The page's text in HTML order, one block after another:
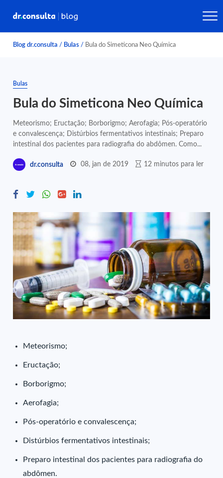
Blog dr.consulta / Bulas / Bula do Simeticona Neo Química
Bulas
Bula do Simeticona Neo Química
Meteorismo; Eructação; Borborigmo; Aerofagia; Pós-operatório
e convalescença; Distúrbios fermentativos intestinais; Preparo
intestinal dos pacientes para radiografia do abdômen. Como...
dr.consulta 08, jan de 2019 12 minutos para ler
Meteorismo;
Eructação;
Borborigmo;
Aerofagia;
Pós-operatório e convalescença;
Distúrbios fermentativos intestinais;
Preparo intestinal dos pacientes para radiografia do
abdômen.